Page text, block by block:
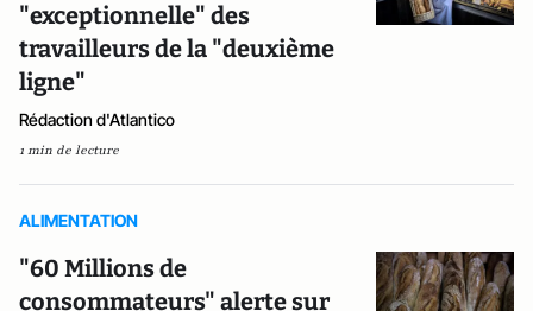
"exceptionnelle" des
travailleurs de la "deuxième
ligne"
Rédaction d'Atlantico
1 min de lecture
ALIMENTATION
"60 Millions de
consommateurs" alerte sur